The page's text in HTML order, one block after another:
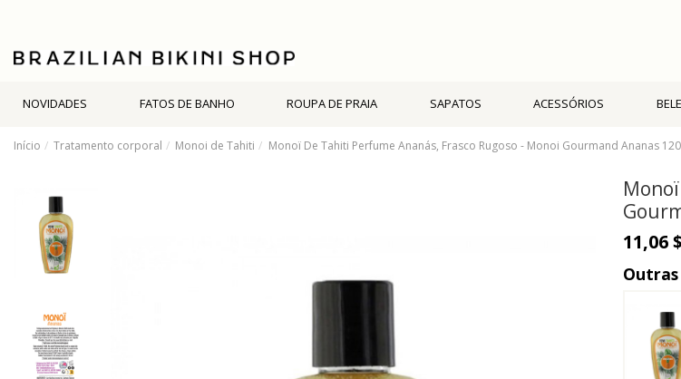
NOVIDADES FATOS DE BANHO ROUPA DE PRAIA SAPATOS ACESSÓRIOS
Início Tratamento corporal Monoi de Tahiti Monoï De Tahiti Perfume Ananás, Frasco Rugoso - Monoi Gourmand Ananas
11,06 $